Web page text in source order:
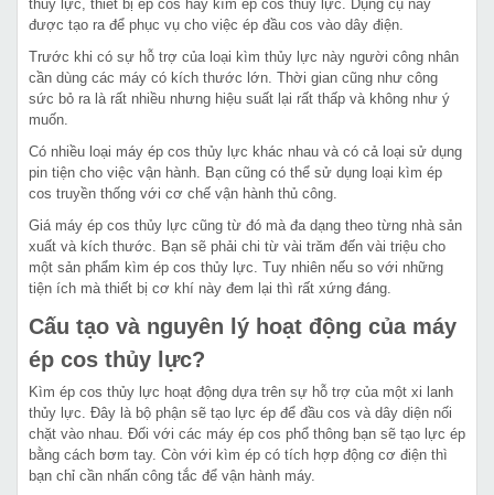
thủy lực, thiết bị ép cos hay kìm ép cos thủy lực. Dụng cụ này
được tạo ra để phục vụ cho việc ép đầu cos vào dây điện.
Trước khi có sự hỗ trợ của loại kìm thủy lực này người công nhân
cần dùng các máy có kích thước lớn. Thời gian cũng như công
sức bỏ ra là rất nhiều nhưng hiệu suất lại rất thấp và không như ý
muốn.
Có nhiều loại máy ép cos thủy lực khác nhau và có cả loại sử dụng
pin tiện cho việc vận hành. Bạn cũng có thể sử dụng loại kìm ép
cos truyền thống với cơ chế vận hành thủ công.
Giá máy ép cos thủy lực cũng từ đó mà đa dạng theo từng nhà sản
xuất và kích thước. Bạn sẽ phải chi từ vài trăm đến vài triệu cho
một sản phẩm kìm ép cos thủy lực. Tuy nhiên nếu so với những
tiện ích mà thiết bị cơ khí này đem lại thì rất xứng đáng.
Cấu tạo và nguyên lý hoạt động của máy
ép cos thủy lực?
Kìm ép cos thủy lực hoạt động dựa trên sự hỗ trợ của một xi lanh
thủy lực. Đây là bộ phận sẽ tạo lực ép để đầu cos và dây diện nối
chặt vào nhau. Đối với các máy ép cos phổ thông bạn sẽ tạo lực ép
bằng cách bơm tay. Còn với kìm ép có tích hợp động cơ điện thì
bạn chỉ cần nhấn công tắc để vận hành máy.